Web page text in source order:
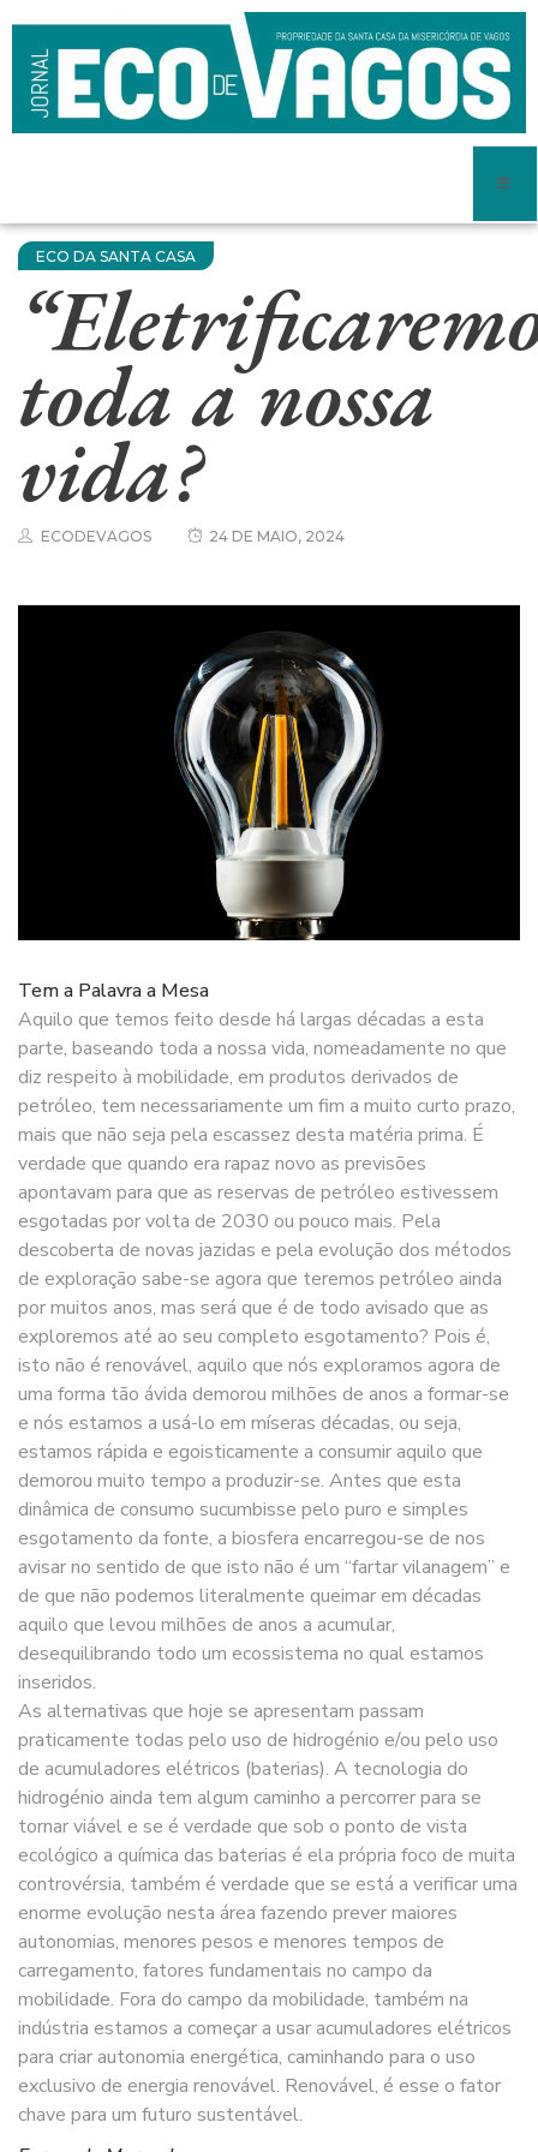
ECO DA SANTA CASA
toda a nossa
vida?
ECODEVAGOS 24 DE MAIO, 2024
Tem a Palavra a Mesa
Aquilo que temos feito desde há largas décadas a esta
parte, baseando toda a nossa vida, nomeadamente no que
diz respeito à mobilidade, em produtos derivados de
petróleo, tem necessariamente um fim a muito curto prazo,
mais que não seja pela escassez desta matéria prima. É
verdade que quando era rapaz novo as previsões
apontavam para que as reservas de petróleo estivessem
esgotadas por volta de 2030 ou pouco mais. Pela
descoberta de novas jazidas e pela evolução dos métodos
de exploração sabe-se agora que teremos petróleo ainda
por muitos anos, mas será que é de todo avisado que as
exploremos até ao seu completo esgotamento? Pois é,
isto não é renovável, aquilo que nós exploramos agora de
uma forma tão ávida demorou milhões de anos a formar-se
e nós estamos a usá-lo em míseras décadas, ou seja,
estamos rápida e egoisticamente a consumir aquilo que
demorou muito tempo a produzir-se. Antes que esta
dinâmica de consumo sucumbisse pelo puro e simples
esgotamento da fonte, a biosfera encarregou-se de nos
avisar no sentido de que isto não é um “fartar vilanagem” e
de que não podemos literalmente queimar em décadas
aquilo que levou milhões de anos a acumular,
desequilibrando todo um ecossistema no qual estamos
inseridos.
As alternativas que hoje se apresentam passam
praticamente todas pelo uso de hidrogénio e/ou pelo uso
de acumuladores elétricos (baterias). A tecnologia do
hidrogénio ainda tem algum caminho a percorrer para se
tornar viável e se é verdade que sob o ponto de vista
ecológico a química das baterias é ela própria foco de muita
controvérsia, também é verdade que se está a verificar uma
enorme evolução nesta área fazendo prever maiores
autonomias, menores pesos e menores tempos de
carregamento, fatores fundamentais no campo da
mobilidade. Fora do campo da mobilidade, também na
indústria estamos a começar a usar acumuladores elétricos
para criar autonomia energética, caminhando para o uso
exclusivo de energia renovável. Renovável, é esse o fator
chave para um futuro sustentável.